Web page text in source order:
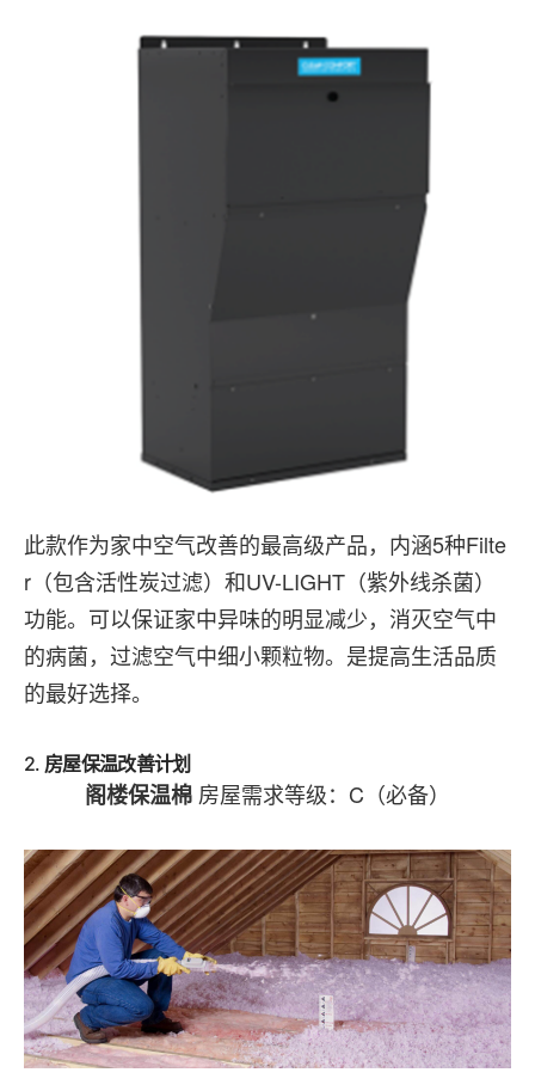
此款作为家中空气改善的最高级产品，内涵5种Filte
r（包含活性炭过滤）和UV-LIGHT（紫外线杀菌）
功能。可以保证家中异味的明显减少，消灭空气中
的病菌，过滤空气中细小颗粒物。是提高生活品质
的最好选择。
2. 房屋保温改善计划
阁楼保温棉 房屋需求等级：C（必备）